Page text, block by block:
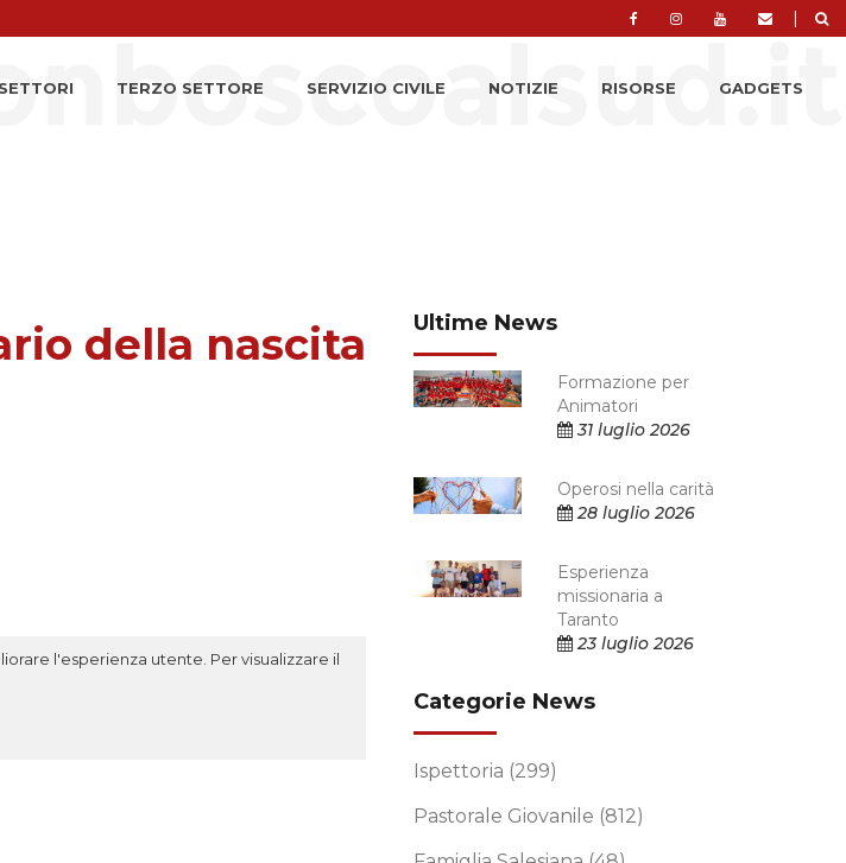
|
SETTORI TERZO SETTORE SERVIZIO CIVILE NOTIZIE RISORSE GADGETS
della nascita
l'esperienza utente. Per visualizzare il
Ultime News
Formazione per
Animatori
31 luglio 2026
Operosi nella carità
28 luglio 2026
Esperienza
missionaria a
Taranto
23 luglio 2026
Categorie News
Ispettoria (299)
Pastorale Giovanile (812)